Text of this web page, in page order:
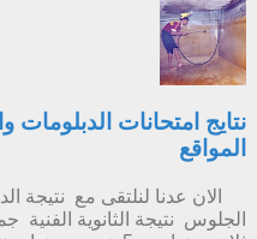
نتايج امتحانات الدبلومات
المواقع